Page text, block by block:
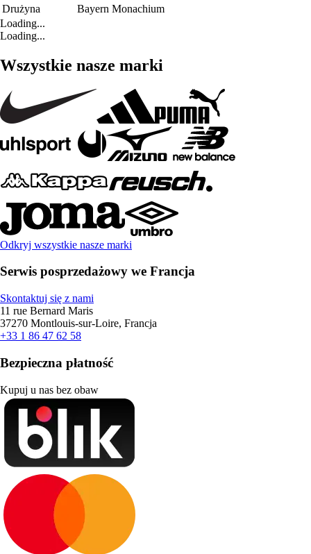
Drużyna
Bayern Monachium
Loading...
Loading...
Wszystkie nasze marki
Odkryj wszystkie nasze marki
Serwis posprzedażowy we Francja
Skontaktuj się z nami
11 rue Bernard Maris
37270 Montlouis-sur-Loire, Francja
+33 1 86 47 62 58
Bezpieczna płatność
Kupuj u nas bez obaw